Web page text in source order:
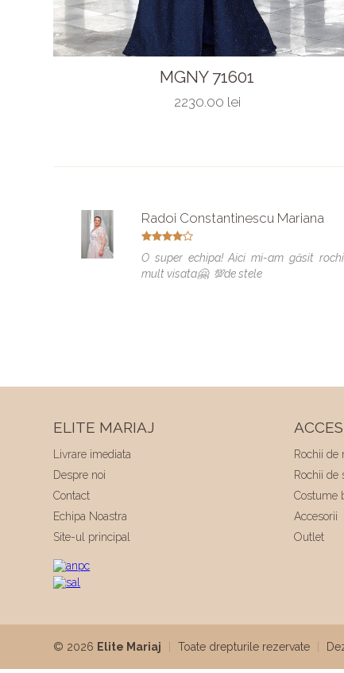
MGNY 71601
2230.00 lei
Radoi Constantinescu Mariana
O super echipa! Aici mi-am găsit
mult visata🤗. 💯de stele
ELITE MARIAJ
Livrare imediata
Despre noi
Contact
Echipa Noastra
Site-ul principal
Rochii de
Rochii de
Costume
Accesorii
Outlet
© 2026 Elite Mariaj Toate drepturile rezervate